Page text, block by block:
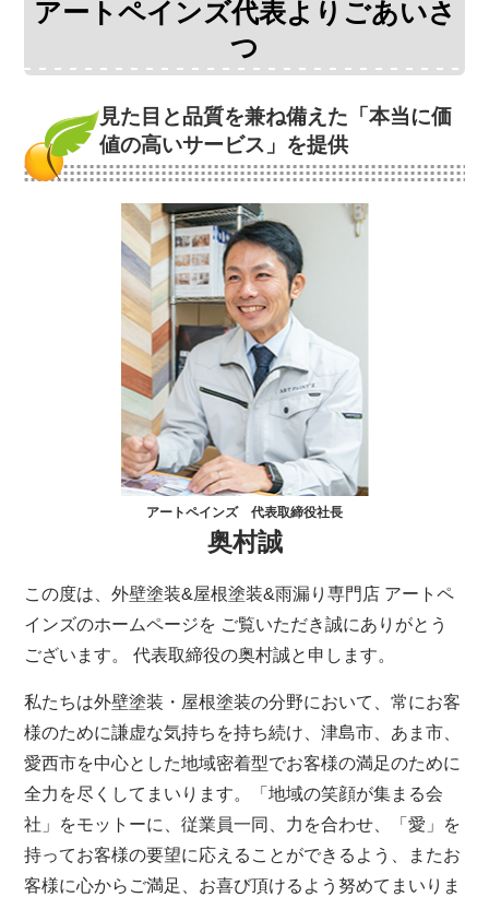
アートペインズ代表よりごあいさ
つ
見た目と品質を兼ね備えた 「本当に価
値の高いサービス」を提供
アートペインズ 代表取締役社長
奥村誠
この度は、外壁塗装&屋根塗装&雨漏り専門店 アートペ
インズのホームページを ご覧いただき誠にありがとう
ございます。 代表取締役の奥村誠と申します。
私たちは外壁塗装・屋根塗装の分野において、常にお客
様のために謙虚な気持ちを持ち続け、津島市、あま市、
愛西市を中心とした地域密着型でお客様の満足のために
全力を尽くしてまいります。「地域の笑顔が集まる会
社」をモットーに、従業員一同、力を合わせ、「愛」を
持ってお客様の要望に応えることができるよう、またお
客様に心からご満足、お喜び頂けるよう努めてまいりま